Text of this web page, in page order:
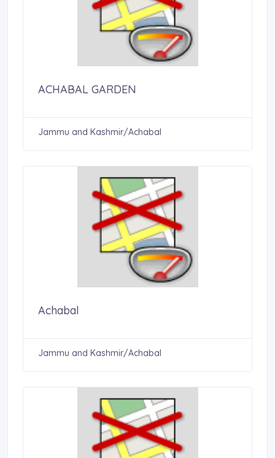
ACHABAL GARDEN
Jammu and Kashmir/Achabal
Achabal
Jammu and Kashmir/Achabal